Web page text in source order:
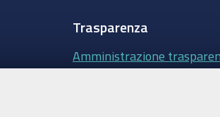
Trasparenza
Amministrazione